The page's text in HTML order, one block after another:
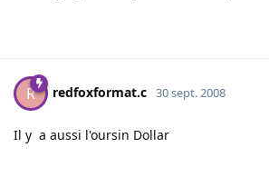
R redfoxformat.c 30 sept. 2008
Il y a aussi l'oursin Dollar